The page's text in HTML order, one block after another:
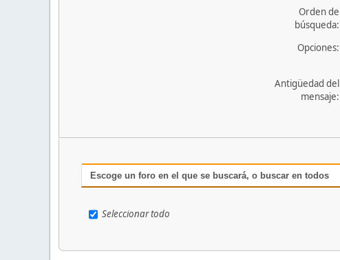
Orden de
búsqueda:
Opciones:
Antigüedad del
mensaje:
Escoge un foro en el que se buscará, o buscar en todos
Seleccionar todo